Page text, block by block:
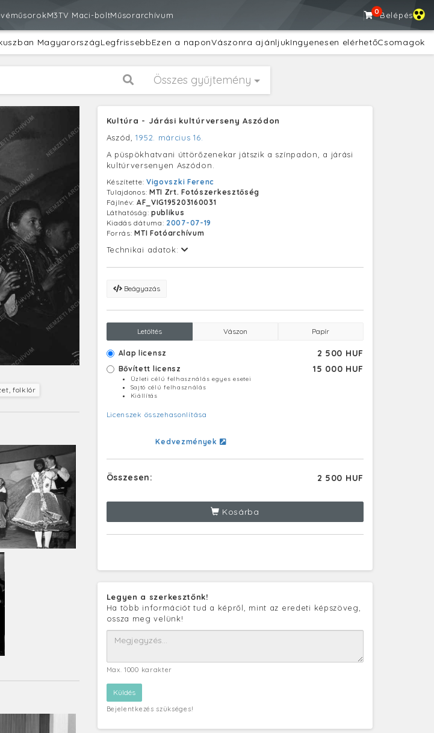
M3TV Maci-boltMűsorarchívum 0Belépés
MagyarországLegfrissebbEzen a naponVászonra ajánljukIngyenesen elérhetőCsomagok
Összes gyűjtemény
folklór
Kultúra - Járási kultúrverseny Aszódon
Aszód,1952. március 16.
A püspökhatvani úttörőzenekar játszik a színpadon, a járási
kultúrversenyen Aszódon.
Készítette: Vigovszki Ferenc
Tulajdonos: MTI Zrt. Fotószerkesztőség
Fájlnév: AF_VIG195203160031
Láthatóság: publikus
Kiadás dátuma: 2007-07-19
Forrás:MTI Fotóarchívum
Technikai adatok:
Beágyazás
Letöltés Vászon Papír
Alap licensz 2 500 HUF
Bővített licensz 15 000 HUF
Üzleti célú felhasználás egyes esetei
Sajtó célú felhasználás
Kiállítás
Licenszek összehasonlítása
Kedvezmények
Összesen: 2 500 HUF
Kosárba
Legyen a szerkesztőnk!
Ha több információt tud a képről, mint az eredeti képszöveg,
ossza meg velünk!
Max. 1000 karakter
Bejelentkezés szükséges!